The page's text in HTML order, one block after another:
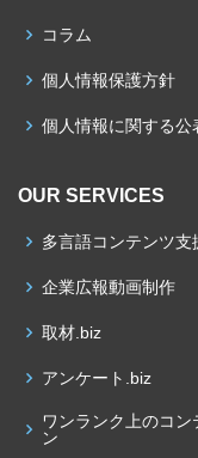
コラム
個人情報保護方針
個人情報に関する公
OUR SERVICES
多言語コンテンツ支
企業広報動画制作
取材.biz
アンケート.biz
ワンランク上のコ
ン